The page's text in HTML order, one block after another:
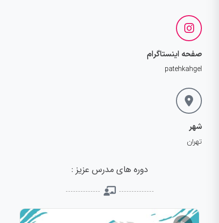
صفحه اینستاگرام
patehkahgel
شهر
تهران
دوره های مدرس عزیز :